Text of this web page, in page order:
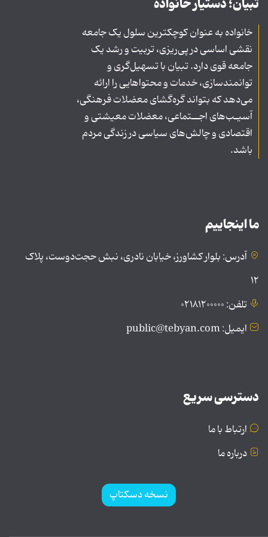
تبیان؛ دستیار خانواده
خانواده به عنوان کوچکترین سلول یک جامعه
نقشی اساسی در پی‌ریزی، تربیت و رشد یک
جامعه قوی دارد. تبیان با تسهیل‌گری و
توانمندسازی، خدمات و محتواهایی را ارائه
می‌دهد که بتواند گره‌گشای معضلات فرهنگی،
آسیـب‌های اجــتماعی، معضلات معیشتی و
اقتصادی و چالش‌های سیاسی در زندگی مردم
باشد.
ما اینجاییم
آدرس: بلوار کشاورز، خیابان نادری، نبش حجت‌دوست، پلاک
۱۲
تلفن: ۰۲۱۸۱۲۰۰۰۰۰
ایمیل: public@tebyan.com
دسترسی سریع
ارتباط با ما
درباره ما
نسخه دسکتاپ